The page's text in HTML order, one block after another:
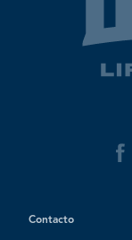
Contacto